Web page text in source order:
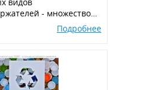
- множество
и комбинаций, всегда в
Подробнее